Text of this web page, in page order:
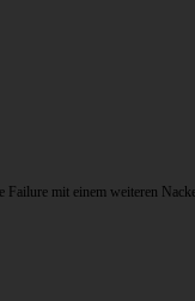
Failure mit einem weiteren